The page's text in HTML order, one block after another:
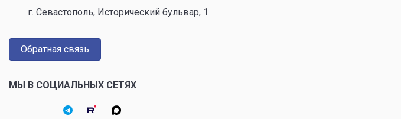
г. Севастополь, Исторический бульвар, 1
Обратная связь
МЫ В СОЦИАЛЬНЫХ СЕТЯХ